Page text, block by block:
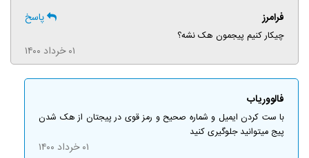
فرامرز پاسخ
چیکار کنیم پیجمون هک نشه؟
۰۱ خرداد ۱۴۰۰
فالووریاب
با ست کردن ایمیل و شماره صحیح و رمز قوی در پیجتان از هک شدن
پیج میتوانید جلوگیری کنید
۰۱ خرداد ۱۴۰۰